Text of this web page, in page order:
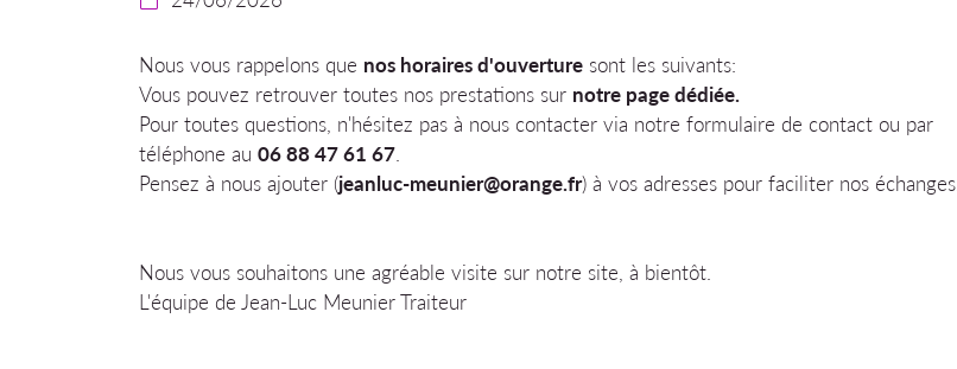
l'adresse email indiqué ci-dessus. Vous pouvez vous désinscrire à tout moment en
Inscription
Nous vous rappelons que nos horaires d'ouverture sont les suivants:
Vous pouvez retrouver toutes nos prestations sur notre page dédiée.
Pour toutes questions, n'hésitez pas à nous contacter via notre formulaire de contact ou par
téléphone au 06 88 47 61 67
Pensez à nous ajouter (jeanluc-meunier@orange.fr) à vos adresses pour faciliter nos échanges.
Nous vous souhaitons une agréable visite sur notre site, à bientôt.
L'équipe de Jean-Luc Meunier Traiteur